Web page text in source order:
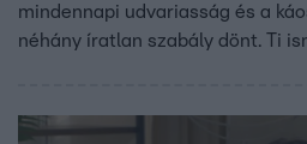
mindennapi udvariasság és a
néhány íratlan szabály dönt. Ti